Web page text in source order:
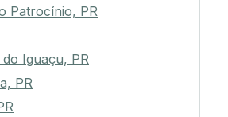
Patrocínio, PR
Iguaçu, PR
PR